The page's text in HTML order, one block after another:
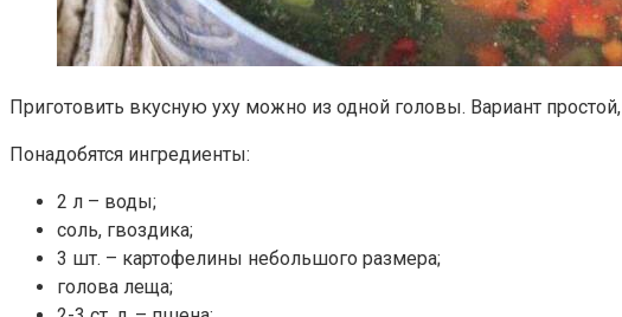
Приготовить вкусную уху можно из одной головы. Вариант
Понадобятся ингредиенты:
2 л – воды;
соль, гвоздика;
3 шт. – картофелины небольшого размера;
голова леща;